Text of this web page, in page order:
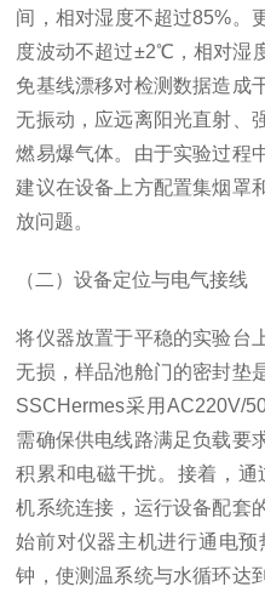
间，相对湿度不超过85%。
度波动不超过±2℃，相对湿
免基线漂移对检测数据造成
无振动，应远离阳光直射、
燃易爆气体。由于实验过程
建议在设备上方配置集烟罩
放问题。
（二）设备定位与电气接线
将仪器放置于平稳的实验台
无损，样品池舱门的密封垫
SSCHermes采用AC220V/
需确保供电线路满足负载要
积累和电磁干扰。接着，
机系统连接，运行设备配套
始前对仪器主机进行通电
钟，使测温系统与水循环达